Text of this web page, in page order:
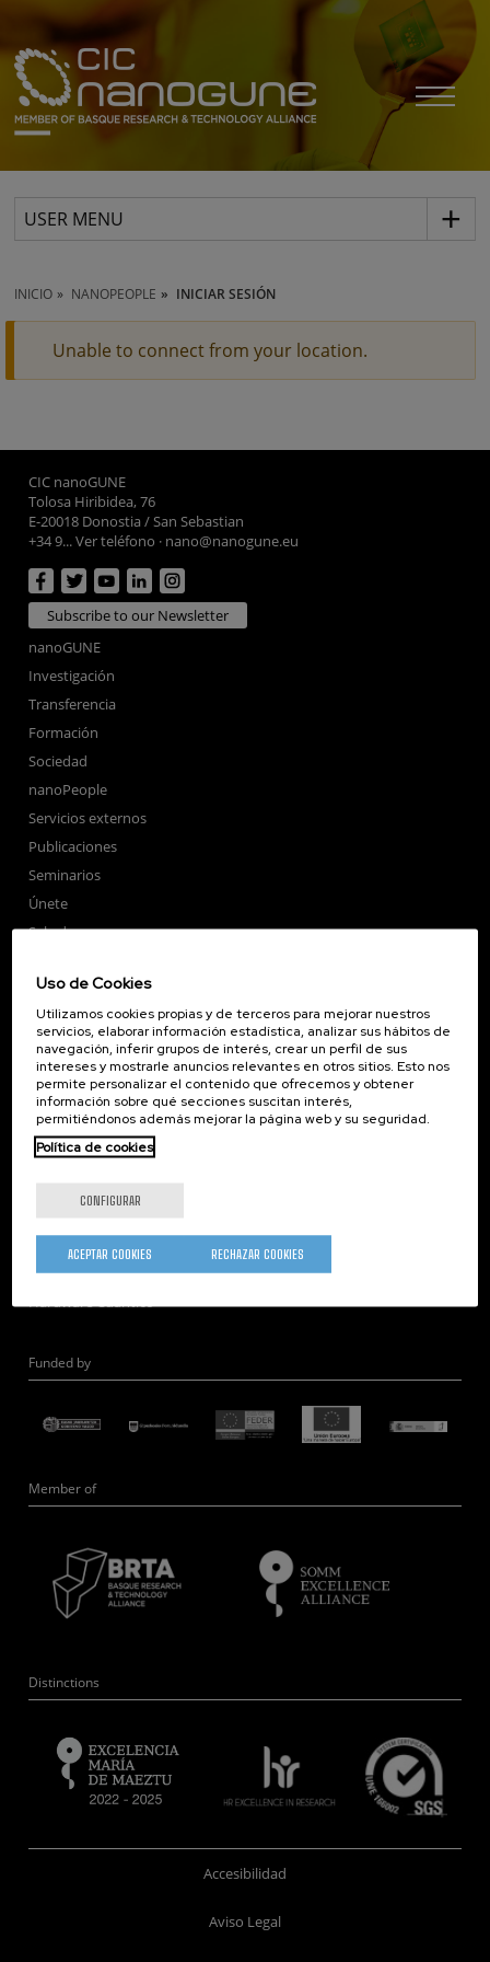
USER MENU
INICIO NANOPEOPLE INICIAR SESIÓN
Unable to connect from your location.
CIC nanoGUNE
Tolosa Hiribidea, 76
E-20018 Donostia / San Sebastian
+34 9... Ver teléfono · nano@nanogune.eu
Subscribe to our Newsletter
nanoGUNE
Investigación
Transferencia
Formación
Sociedad
nanoPeople
Servicios externos
Publicaciones
Seminarios
Únete
Sala de prensa
Corporate Compliance
Nanomagnetismo
Nanoóptica
Autoensamblado
Nanobiosistemas
Nanodispositivos
Microscopía Electrónica
Teoría
Nanomateriales
Microscopía de Detección Cuántica
Nanoingeniería
Hardware Cuántico
Funded by
Member of
Distinctions
Accesibilidad
Aviso Legal
Uso de Cookies
Utilizamos cookies propias y de terceros para mejorar nuestros
servicios, elaborar información estadística, analizar sus hábitos de
navegación, inferir grupos de interés, crear un perfil de sus
intereses y mostrarle anuncios relevantes en otros sitios. Esto nos
permite personalizar el contenido que ofrecemos y obtener
información sobre qué secciones suscitan interés,
permitiéndonos además mejorar la página web y su seguridad.
Política de cookies
CONFIGURAR
RECHAZAR COOKIES
ACEPTAR COOKIES